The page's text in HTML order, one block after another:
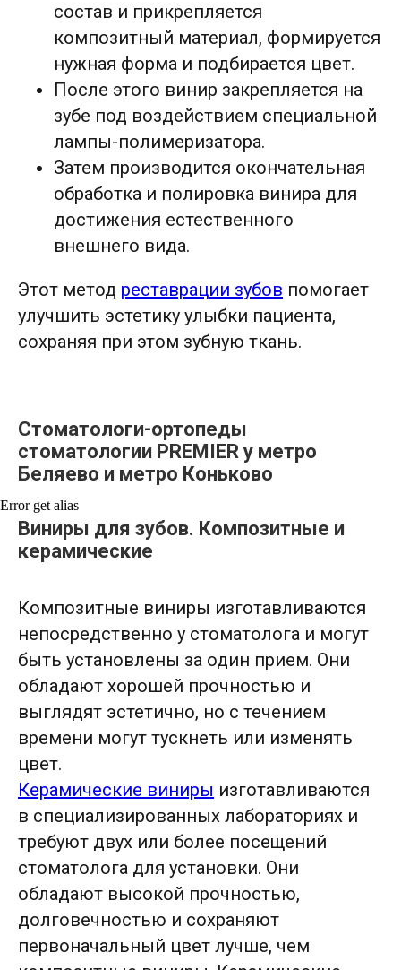
состав и прикрепляется
композитный материал, формируется
нужная форма и подбирается цвет.
После этого винир закрепляется на
зубе под воздействием специальной
лампы-полимеризатора.
Затем производится окончательная
обработка и полировка винира для
достижения естественного
внешнего вида.
Этот метод реставрации зубов помогает
улучшить эстетику улыбки пациента,
сохраняя при этом зубную ткань.
Стоматологи-ортопеды
стоматологии PREMIER у метро
Беляево и метро Коньково
Error get alias
Виниры для зубов. Композитные и
керамические
Композитные виниры изготавливаются
непосредственно у стоматолога и могут
быть установлены за один прием. Они
обладают хорошей прочностью и
выглядят эстетично, но с течением
времени могут тускнеть или изменять
цвет.
Керамические виниры изготавливаются
в специализированных лабораториях и
требуют двух или более посещений
стоматолога для установки. Они
обладают высокой прочностью,
долговечностью и сохраняют
первоначальный цвет лучше, чем